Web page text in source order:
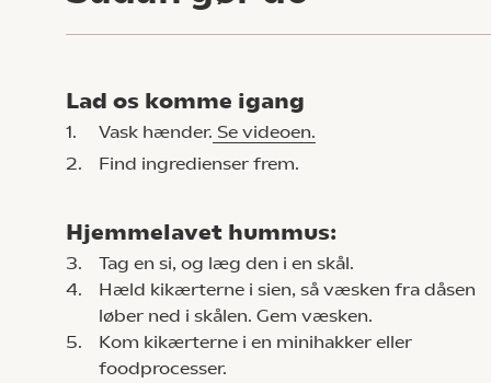
Lad os komme igang
1. Vask hænder. Se videoen.
2.
Find ingredienser frem.
Hjemmelavet hummus:
3.
Tag en si, og læg den i en skål.
4.
Hæld kikærterne i sien, så væsken fra dåsen
løber ned i skålen. Gem væsken.
5.
Kom kikærterne i en minihakker eller
foodprocesser.